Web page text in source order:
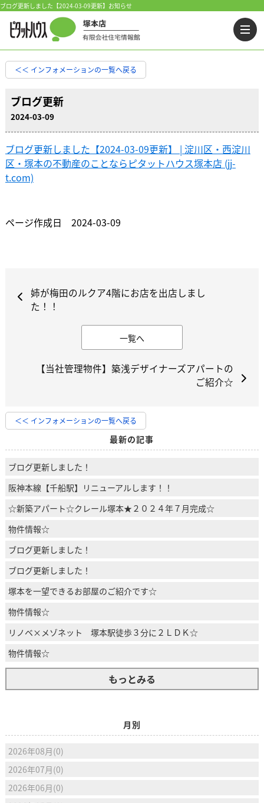
ブログ更新しました【2024-03-09更新】お知らせ
＜＜ インフォメーションの一覧へ戻る
ブログ更新
2024-03-09
ブログ更新しました【2024-03-09更新】 | 淀川区・西淀川
区・塚本の不動産のことならピタットハウス塚本店 (jj-
t.com)
ページ作成日 2024-03-09
姉が梅田のルクア4階にお店を出店しまし
た！！
一覧へ
【当社管理物件】築浅デザイナーズアパートの
ご紹介☆
＜＜ インフォメーションの一覧へ戻る
最新の記事
ブログ更新しました！
阪神本線【千船駅】リニューアルします！！
☆新築アパート☆クレール塚本★２０２４年７月完成☆
物件情報☆
ブログ更新しました！
ブログ更新しました！
塚本を一望できるお部屋のご紹介です☆
物件情報☆
リノベ×メゾネット 塚本駅徒歩３分に２ＬＤＫ☆
物件情報☆
もっとみる
月別
2026年08月(0)
2026年07月(0)
2026年06月(0)